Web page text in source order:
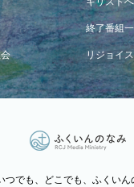
終了番組
リジョイ
つでも、どこでも、ふくいん